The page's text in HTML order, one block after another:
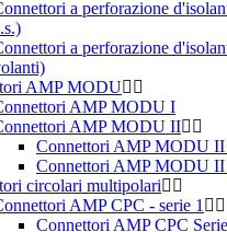
a perforazione
a perforazione
AMP MODU
AMP MODU I
AMP MODU II
Connettori AMP MODU
Connettori AMP MODU
circolari multipolari
AMP CPC - serie 1
Connettori AMP CPC